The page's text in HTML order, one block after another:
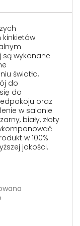
są wykonane
światła,
do
do
oraz
w salonie
biały, złoty
w 100%
jakości.